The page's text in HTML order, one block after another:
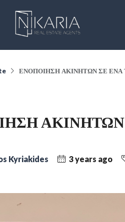
ΕΝΟΠΟΙΗΣΗ ΑΚΙΝΗΤΩΝ ΣΕ ΕΝΑ
ΑΚΙΝΗΤΩΝ
Kyriakides 3 years ago